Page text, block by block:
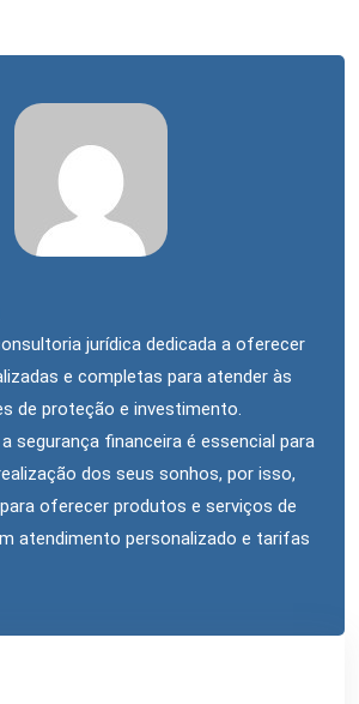
jurídica dedicada a oferecer
e completas para atender às
de proteção e investimento.
segurança financeira é essencial para
dos seus sonhos, por isso,
oferecer produtos e serviços de
atendimento personalizado e tarifas